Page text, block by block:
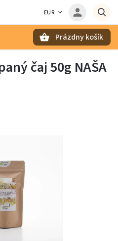
EUR
Prázdny košík
čaj 50g NAŠA